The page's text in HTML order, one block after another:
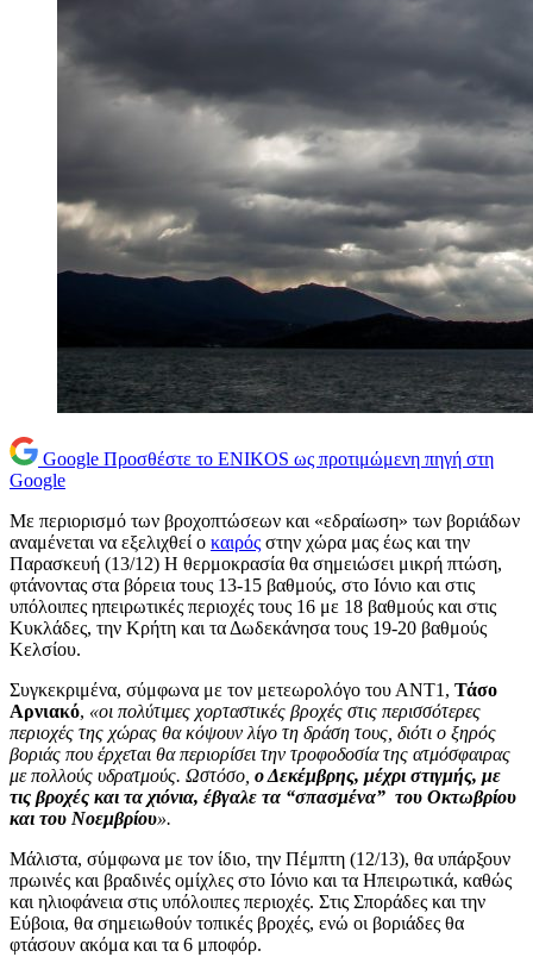
Google Προσθέστε το ENIKOS ως προτιμώμενη πηγή στη
Google
Με περιορισμό των βροχοπτώσεων και «εδραίωση» των βοριάδων
αναμένεται να εξελιχθεί ο καιρός στην χώρα μας έως και την
Παρασκευή (13/12) Η θερμοκρασία θα σημειώσει μικρή πτώση,
φτάνοντας στα βόρεια τους 13-15 βαθμούς, στο Ιόνιο και στις
υπόλοιπες ηπειρωτικές περιοχές τους 16 με 18 βαθμούς και στις
Κυκλάδες, την Κρήτη και τα Δωδεκάνησα τους 19-20 βαθμούς
Κελσίου.
Συγκεκριμένα, σύμφωνα με τον μετεωρολόγο του ΑΝΤ1, Τάσο
Αρνιακό, «οι πολύτιμες χορταστικές βροχές στις περισσότερες
περιοχές της χώρας θα κόψουν λίγο τη δράση τους, διότι ο ξηρός
βοριάς που έρχεται θα περιορίσει την τροφοδοσία της ατμόσφαιρας
με πολλούς υδρατμούς. Ωστόσο, ο Δεκέμβρης, μέχρι στιγμής, με
τις βροχές και τα χιόνια, έβγαλε τα “σπασμένα” του Οκτωβρίου
και του Νοεμβρίου».
Μάλιστα, σύμφωνα με τον ίδιο, την Πέμπτη (12/13), θα υπάρξουν
πρωινές και βραδινές ομίχλες στο Ιόνιο και τα Ηπειρωτικά, καθώς
και ηλιοφάνεια στις υπόλοιπες περιοχές. Στις Σποράδες και την
Εύβοια, θα σημειωθούν τοπικές βροχές, ενώ οι βοριάδες θα
φτάσουν ακόμα και τα 6 μποφόρ.